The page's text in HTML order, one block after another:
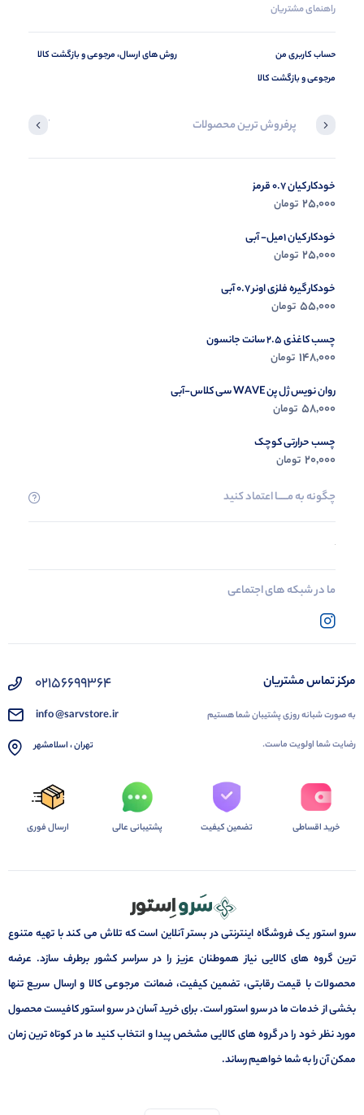
راهنمای مشتریان
حساب کاربری من
مرجوعی و بازگشت کالا
روش های ارسال، مرجوعی و بازگشت کالا
پرفروش ترین محصولات آخرین
خودکار کیان 0.7 قرمز
25,000 تومان
خودکار کیان 1میل- آبی
25,000 تومان
خودکار گیره فلزی اونر 0.7 آبی
55,000 تومان
چسب کاغذی 2.5 سانت جانسون
148,000 تومان
روان نویس ژل پن WAVE سی کلاس-آبی
58,000 تومان
چسب حرارتی کوچک
20,000 تومان
چگونه به مــــــا اعتماد کنید
ما در شبکه های اجتماعی
مرکز تماس مشتریان
به صورت شبانه روزی پشتیبان شما هستیم
رضایت شما اولویت ماست.
02156699364
info @sarvstore.ir
تهران ، اسلامشهر
خرید اقساطی تضمین کیفیت پشتیبانی عالی ارسال فوری
سرو استور یک فروشگاه اینترنتی در بستر آنلاین است که تلاش می کند با تهیه متنوع
ترین گروه های کالایی نیاز هموطنان عزیز را در سراسر کشور برطرف سازد. عرضه
محصولات با قیمت رقابتی، تضمین کیفیت، ضمانت مرجوعی کالا و ارسال سریع تنها
بخشی از خدمات ما در سرو استور است. برای خرید آسان در سرو استور کافیست محصول
مورد نظر خود را در گروه های کالایی مشخص پیدا و انتخاب کنید ما در کوتاه ترین زمان
ممکن آن را به شما خواهیم رساند.